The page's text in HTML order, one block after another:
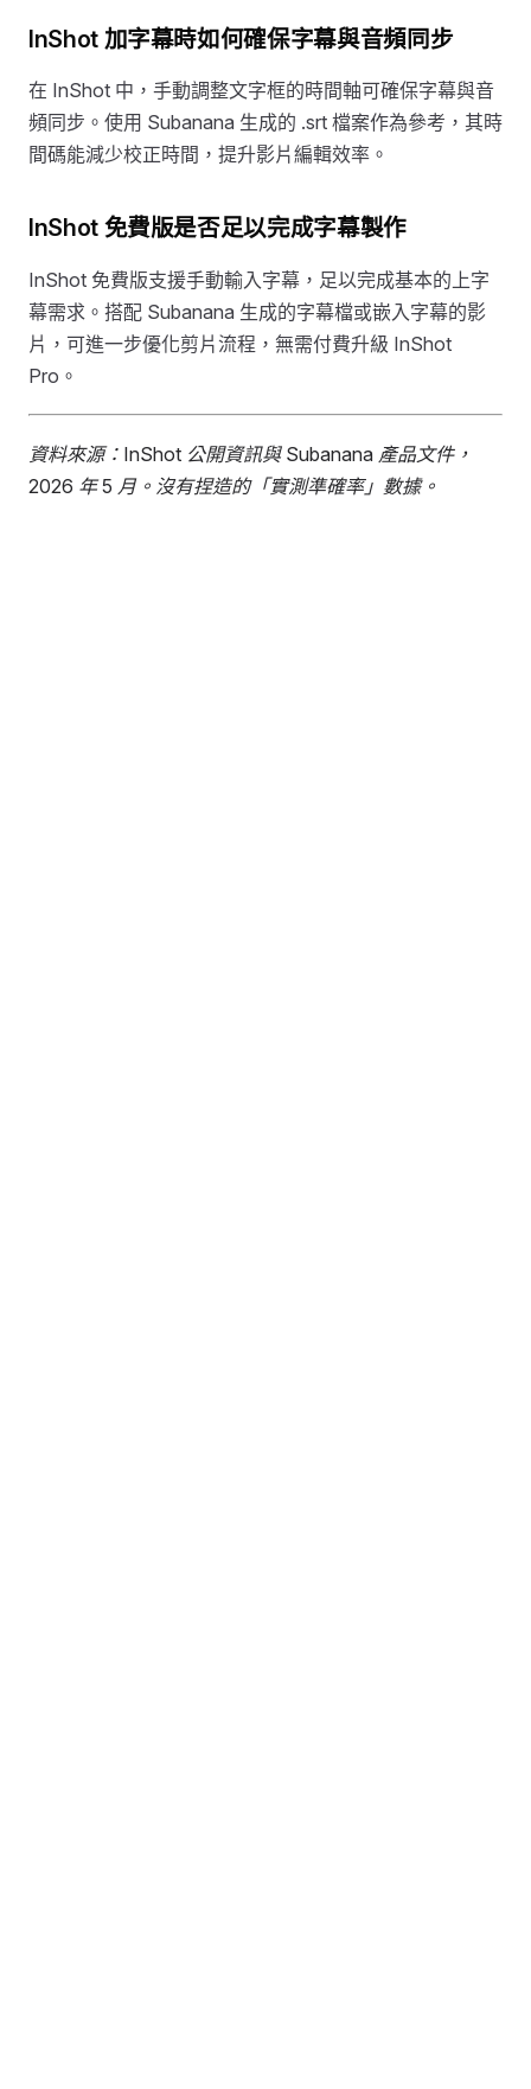
InShot 加字幕時如何確保字幕與音頻同步
在 InShot 中，手動調整文字框的時間軸可確保字幕與音
頻同步。使用 Subanana 生成的 .srt 檔案作為參考，其時
間碼能減少校正時間，提升影片編輯效率。
InShot 免費版是否足以完成字幕製作
InShot 免費版支援手動輸入字幕，足以完成基本的上字
幕需求。搭配 Subanana 生成的字幕檔或嵌入字幕的影
片，可進一步優化剪片流程，無需付費升級 InShot
Pro。
資料來源：InShot 公開資訊與 Subanana 產品文件，
2026 年 5 月。沒有捏造的「實測準確率」數據。